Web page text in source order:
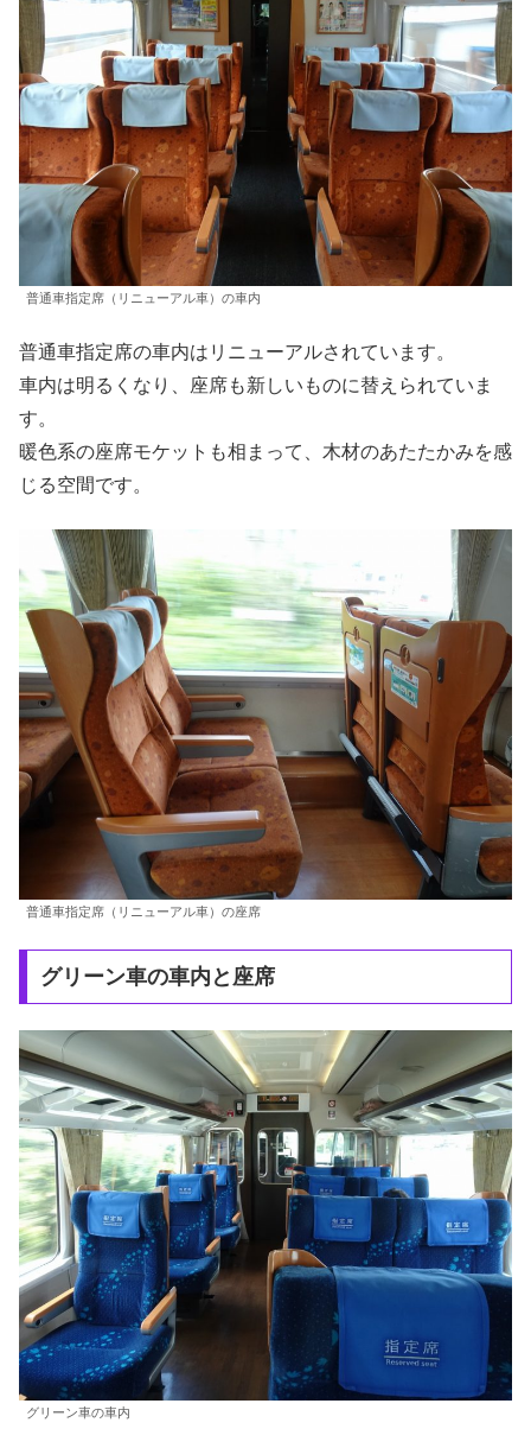
普通車指定席（リニューアル車）の車内
普通車指定席の車内はリニューアルされています。
車内は明るくなり、座席も新しいものに替えられていま
す。
暖色系の座席モケットも相まって、木材のあたたかみを感
じる空間です。
普通車指定席（リニューアル車）の座席
グリーン車の車内と座席
グリーン車の車内